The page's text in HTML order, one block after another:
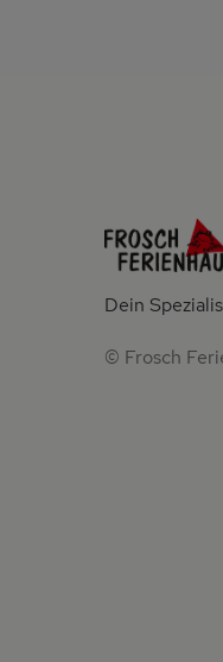
Dein
© Frosch